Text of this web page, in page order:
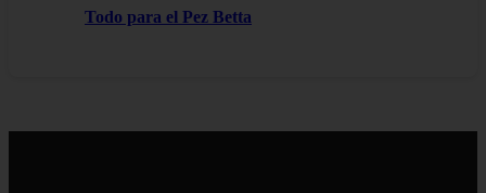
Todo para el Pez Betta